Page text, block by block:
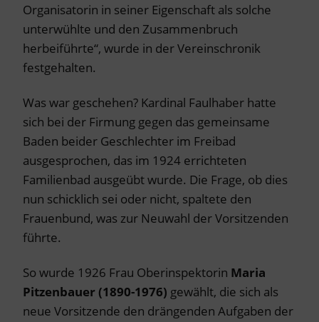
Organisatorin in seiner Eigenschaft als solche
unterwühlte und den Zusammenbruch
herbeiführte“, wurde in der Vereinschronik
festgehalten.
Was war geschehen? Kardinal Faulhaber hatte
sich bei der Firmung gegen das gemeinsame
Baden beider Geschlechter im Freibad
ausgesprochen, das im 1924 errichteten
Familienbad ausgeübt wurde. Die Frage, ob dies
nun schicklich sei oder nicht, spaltete den
Frauenbund, was zur Neuwahl der Vorsitzenden
führte.
So wurde 1926 Frau Oberinspektorin Maria
Pitzenbauer (1890-1976) gewählt, die sich als
neue Vorsitzende den drängenden Aufgaben der